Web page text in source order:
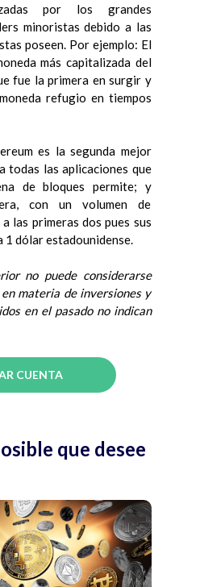
por los grandes
minoristas debido a las
poseen. Por ejemplo: El
más capitalizada del
fue la primera en surgir y
refugio en tiempos
es la segunda mejor
todas las aplicaciones que
de bloques permite; y
con un volumen de
las primeras dos pues sus
1 dólar estadounidense.
no puede considerarse
materia de inversiones y
en el pasado no indican
CUENTA
que desee